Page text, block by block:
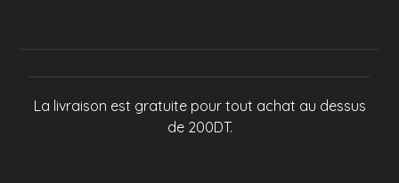
La livraison est gratuite pour tout achat au dessus
de 200DT.